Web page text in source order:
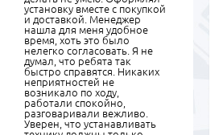
установку вместе с покупкой
и доставкой. Менеджер
нашла для меня удобное
время, хоть это было
нелегко согласовать. Я не
думал, что ребята так
быстро справятся. Никаких
неприятностей не
возникало по ходу,
работали спокойно,
разговаривали вежливо.
Уверен, что устанавливать